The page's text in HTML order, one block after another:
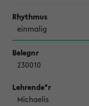
einmalig
230010
Michaelis